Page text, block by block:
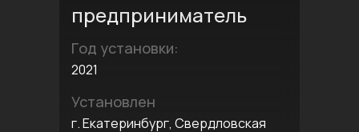
предприниматель
Год установки:
2021
Установлен
г. Екатеринбург, Свердловская